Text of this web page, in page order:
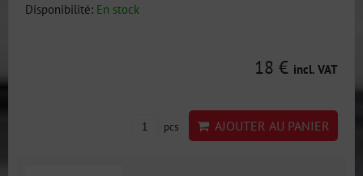
Disponibilité: En stock
18 € incl. VAT
pcs AJOUTER AU PANIER